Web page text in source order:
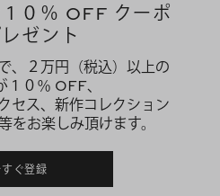
０％ OFF クーポ
ゼント
、２万円（税込）以上の
１０％ OFF、
セス、新作コレクション
をお楽しみ頂けます。
ぐ登録